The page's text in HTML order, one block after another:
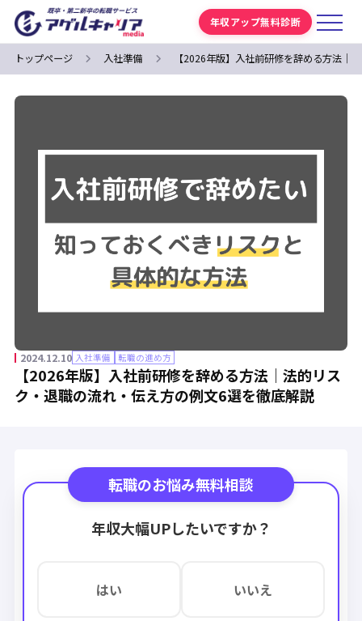
年収アップ無料診断
トップページ 入社準備 【2026年版】入社前研修を辞める方法｜
2024.12.10 入社準備 転職の進め方
【2026年版】入社前研修を辞める方法｜法的リス
ク・退職の流れ・伝え方の例文6選を徹底解説
転職のお悩み無料相談
年収大幅UPしたいですか？
はい いいえ